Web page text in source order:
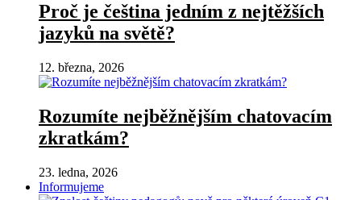
Proč je čeština jedním z nejtěžších
jazyků na světě?
12. března, 2026
Rozumíte nejběžnějším chatovacím
zkratkám?
23. ledna, 2026
Informujeme